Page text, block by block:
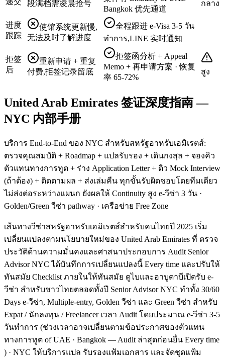
段满档需凌晨抢号
Bangkok 优先通道
กลาง
进度
跟踪
使馆系统更新慢,
无法及时了解进度
全程跟进 e-Visa 3-5 วัน
ทำการ,LINE 实时通知
拒签
后
重新申请 + 重复
付费,拒签记录留底
拒签函分析 + Appeal
Memo + 再申请方案 · 恢复
率 65-72%
สูง
United Arab Emirates 签证深度指南 —
NYC 内部手册
บริการ End-to-End ของ NYC สำหรับสหรัฐอาหรับเอมิเรตส์:
ตรวจคุณสมบัติ + Roadmap + แปลรับรอง + เดินกงสุล + จองคิว
ตัวแทนทางการทูต + ร่าง Application Letter + ติว Mock Interview
(ถ้าต้อง) + ติดตามผล + ส่งเล่มคืน ทุกขั้นรับผิดชอบโดยทีมเดียว
ไม่ส่งต่อระหว่างแผนก ยังผลให้ Continuity สูง e-วีซ่า 3 วัน ·
Golden/Green วีซ่า pathway · เครือข่าย Free Zone
เส้นทางวีซ่าสหรัฐอาหรับเอมิเรตส์สำหรับคนไทยปี 2025 เริ่ม
เปลี่ยนแปลงตามนโยบายใหม่ของ United Arab Emirates ที่ ตรวจ
ประวัติด้านความมั่นคงและศาสนาประกอบการ Audit Senior
Advisor NYC ได้บันทึกการเปลี่ยนแปลงนี้ Every time และปรับให้
ทันสมัย Checklist ภายในให้ทันสมัย ดูไบและอาบูดาบีเปิดรับ e-
วีซ่า สำหรับชาวไทยตลอดทั้งปี Senior Advisor NYC ทำทั้ง 30/60
Days e-วีซ่า, Multiple-entry, Golden วีซ่า และ Green วีซ่า สำหรับ
Expat / นักลงทุน / Freelancer เวลา Audit โดยประมาณ e-วีซ่า 3-5
วันทำการ (ช่วงเวลาอาจเปลี่ยนตามข้อประกาศของตัวแทน
ทางการทูต of UAE · Bangkok — Audit ล่าสุดก่อนยื่น Every time
) · NYC ให้บริการแปล รับรองแฟ้มเอกสาร และจัดชุดแฟ้ม